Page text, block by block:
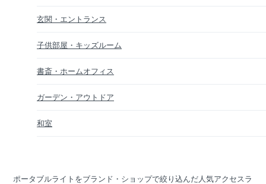
玄関・エントランス
子供部屋・キッズルーム
書斎・ホームオフィス
ガーデン・アウトドア
和室
ポータブルライトをブランド・ショップで絞り込んだ人気アクセスラ